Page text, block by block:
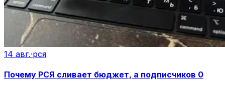
14 авг.·рся
Почему РСЯ сливает бюджет, а подписчиков 0